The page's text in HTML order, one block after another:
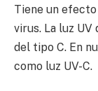
Tiene un
virus. La luz UV
del tipo C. En
como luz UV-C.